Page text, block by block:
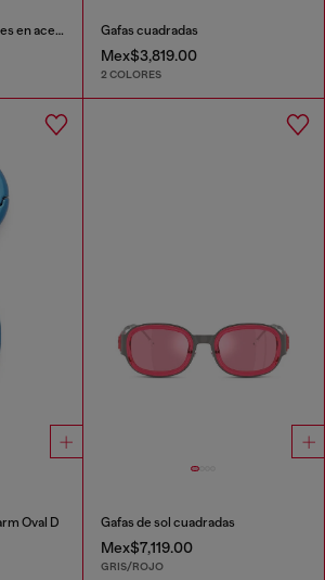
Gafas de sol rectangulares en acetato Gafas cuadradas
Mex$3,819.00
2 COLORES
Oval D Gafas de sol cuadradas
Mex$7,119.00
GRIS/ROJO